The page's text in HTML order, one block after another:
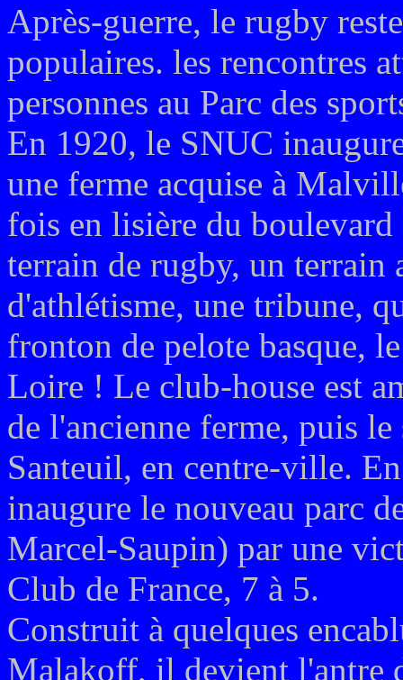
Après-guerre, le rugby
populaires. les rencontres
personnes au Parc des
En 1920, le SNUC
une ferme acquise à
fois en lisière du
terrain de rugby, un terrain
d'athlétisme, une tribune,
fronton de pelote basque,
Loire ! Le club-house est
de l'ancienne ferme, puis
Santeuil, en centre-ville.
inaugure le nouveau parc
Marcel-Saupin) par une
Club de France, 7 à 5.
Construit à quelques
Malakoff, il devient l'antre